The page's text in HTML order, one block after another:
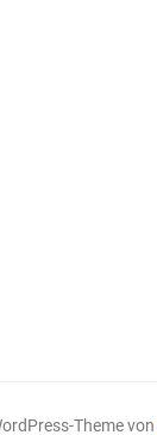
Theme von